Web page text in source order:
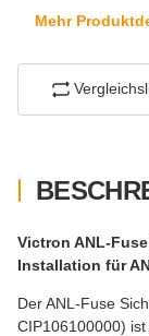
Mehr
Victron ANL-
Installation für
Der ANL-Fuse
CIP106100000)